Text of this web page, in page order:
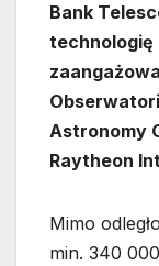
Bank
technologię
Astronomy
Raytheon
Mimo
min. 340